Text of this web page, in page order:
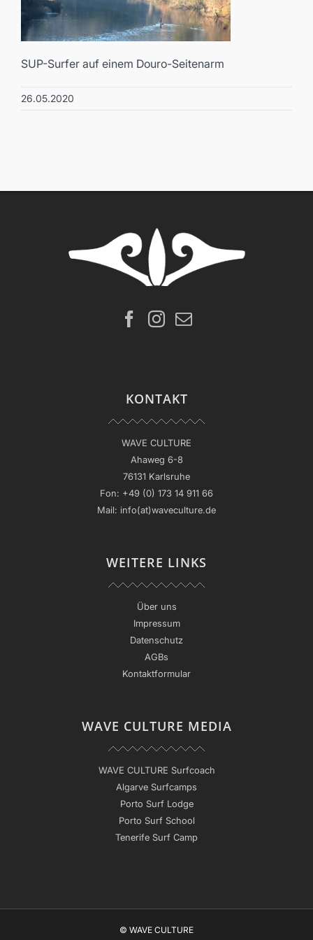
SUP-Surfer auf einem Douro-Seitenarm
26.05.2020
KONTAKT
WAVE CULTURE
Ahaweg 6-8
76131 Karlsruhe
Fon: +49 (0) 173 14 911 66
Mail: info(at)waveculture.de
WEITERE LINKS
Über uns
Impressum
Datenschutz
AGBs
Kontaktformular
WAVE CULTURE MEDIA
WAVE CULTURE Surfcoach
Algarve Surfcamps
Porto Surf Lodge
Porto Surf School
Tenerife Surf Camp
© WAVE CULTURE